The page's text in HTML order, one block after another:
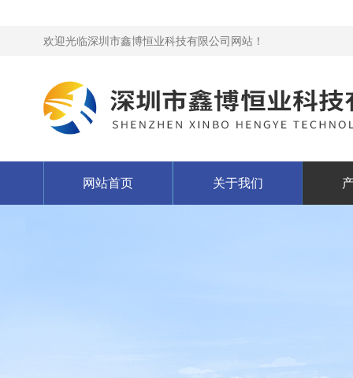
欢迎光临深圳市鑫博恒业科技有限公司网站！
网站首页 关于我们